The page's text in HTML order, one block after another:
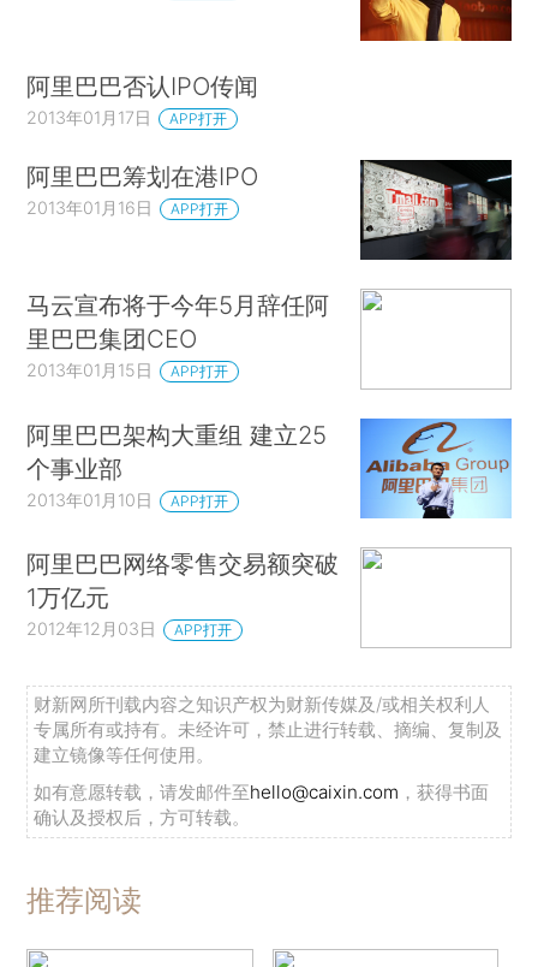
阿里巴巴否认IPO传闻
2013年01月17日 APP打开
阿里巴巴筹划在港IPO
2013年01月16日 APP打开
马云宣布将于今年5月辞任阿
里巴巴集团CEO
2013年01月15日 APP打开
阿里巴巴架构大重组 建立25
个事业部
2013年01月10日 APP打开
阿里巴巴网络零售交易额突破
1万亿元
2012年12月03日 APP打开
财新网所刊载内容之知识产权为财新传媒及/或相关权利人
专属所有或持有。未经许可，禁止进行转载、摘编、复制及
建立镜像等任何使用。
如有意愿转载，请发邮件至hello@caixin.com ，获得书面
确认及授权后，方可转载。
推荐阅读